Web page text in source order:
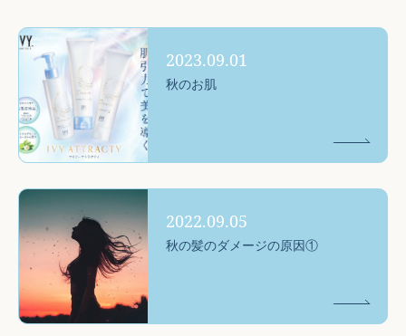
2023.09.01
秋のお肌
2022.09.05
秋の髪のダメージの原因①